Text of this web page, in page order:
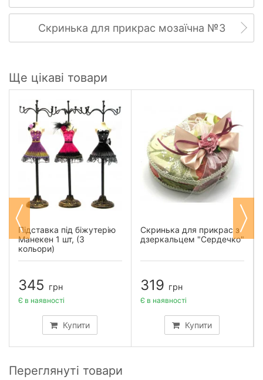
Скринька для прикрас мозаїчна №3
Ще цікаві товари
Підставка під біжутерію
Манекен 1 шт, (3
кольори)
345 грн
Купити
Є в наявності
Скринька для прикрас з
дзеркальцем "Сердечко"
319 грн
Купити
Є в наявності
Переглянуті товари